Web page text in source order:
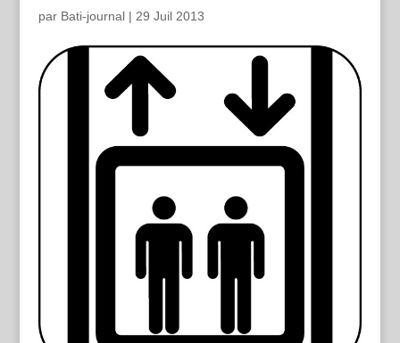
par Bati-journal| 29 Juil 2013